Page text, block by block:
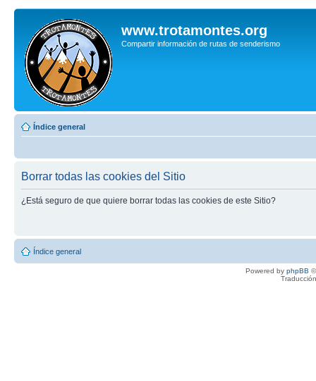
www.trotamontes.org
Compartir información de rutas de senderismo
Índice general
Borrar todas las cookies del Sitio
¿Está seguro de que quiere borrar todas las cookies de este Sitio?
Índice general
Powered by phpBB